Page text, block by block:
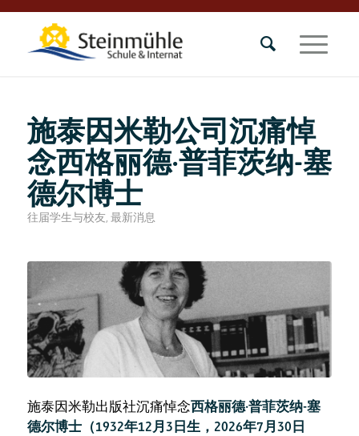
施泰因米勒公司沉痛悼
念西格丽德·普菲茨纳-塞
德尔博士
往届学生与校友, 最新消息
施泰因米勒出版社沉痛悼念西格丽德·普菲茨纳-塞
德尔博士（1932年12月3日生，2026年7月30日